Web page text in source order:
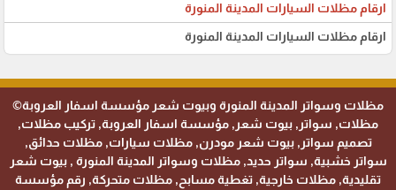
ارقام مظلات السيارات المدينة المنورة
ارقام مظلات السيارات المدينة المنورة
مظلات وسواتر المدينة المنورة وبيوت شعر مؤسسة اسفار العروبة©
مظلات, سواتر, بيوت شعر, مؤسسة اسفار العروبة, تركيب مظلات,
تصميم سواتر, بيوت شعر مودرن, مظلات سيارات, مظلات حدائق,
سواتر خشبية, سواتر حديد, مظلات وسواتر المدينة المنورة , بيوت شعر
تقليدية, مظلات خارجية, تغطية مسابح, مظلات متحركة, رقم مؤسسة